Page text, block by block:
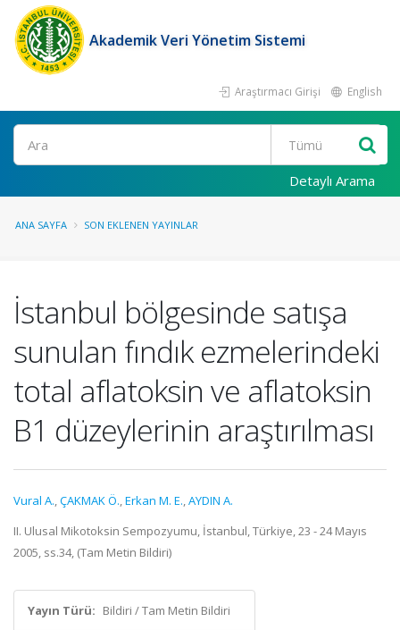
Akademik Veri Yönetim Sistemi
Araştırmacı Girişi English
Ara
Detaylı Arama
ANA SAYFA SON EKLENEN YAYINLAR
İstanbul bölgesinde satışa
sunulan fındık ezmelerindeki
total aflatoksin ve aflatoksin
B1 düzeylerinin araştırılması
Vural A.,ÇAKMAK Ö.,Erkan M. E.,AYDIN A.
II. Ulusal Mikotoksin Sempozyumu, İstanbul, Türkiye, 23 - 24 Mayıs
2005, ss.34, (Tam Metin Bildiri)
Yayın Türü: Bildiri / Tam Metin Bildiri